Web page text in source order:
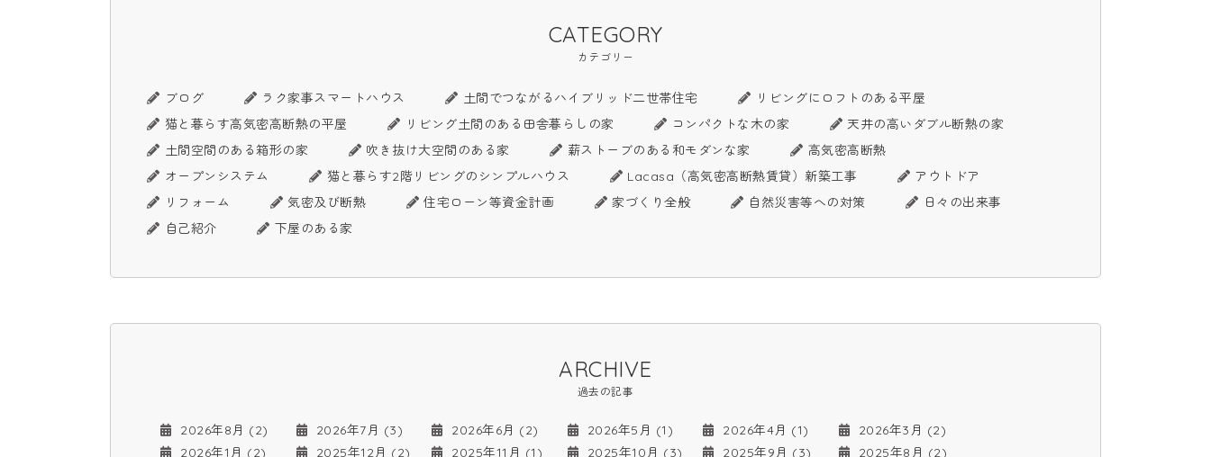
CATEGORY
カテゴリー
ブログ ラク家事スマートハウス 土間でつながるハイブリッド二世帯住宅
リビングにロフトのある平屋
猫と暮らす高気密高断熱の平屋
リビング土間のある田舎暮らしの家 コンパクトな木の家
天井の高いダブル断熱の家
土間空間のある箱形の家
吹き抜け大空間のある家 薪ストーブのある和モダンな家
高気密高断熱
オープンシステム
猫と暮らす2階リビングのシンプルハウス Lacasa（高気密高断熱賃貸）新築工事
アウトドア
リフォーム
気密及び断熱 住宅ローン等資金計画 家づくり全般 自然災害等への対策
日々の出来事
自己紹介
下屋のある家
ARCHIVE
過去の記事
2026年8月 (2) 2026年7月 (3) 2026年6月 (2) 2026年5月 (1) 2026年4月 (1)
2026年3月 (2)
2026年1月 (2)
2025年12月 (2) 2025年11月 (1) 2025年10月 (3) 2025年9月 (3)
2025年8月 (2)